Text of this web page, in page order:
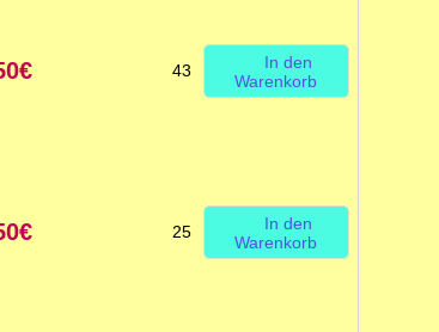
43
In den
Warenkorb
25
In den
Warenkorb